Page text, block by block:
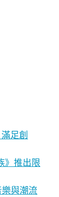
足創
》推出限
與潮流